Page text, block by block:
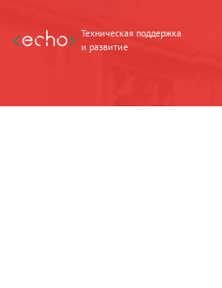
Техническая поддержка
и развитие